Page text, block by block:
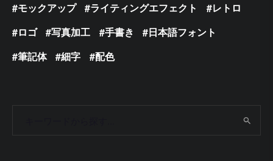
モックアップ
ライティングエフェクト
レトロ
ロゴ
写真加工 手書き
日本語フォント
筆記体
細字 配色